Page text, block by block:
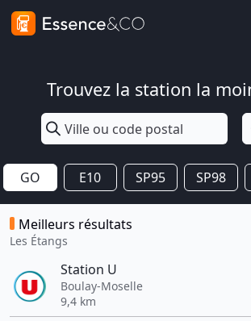
Trouvez la station la
GO E10 SP95 SP98
Meilleurs résultats
Les Étangs
Station U
Boulay-Moselle
9,4 km